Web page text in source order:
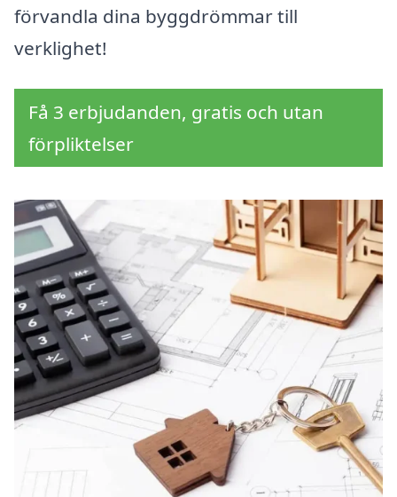
förvandla dina byggdrömmar till
verklighet!
Få 3 erbjudanden, gratis och utan
förpliktelser